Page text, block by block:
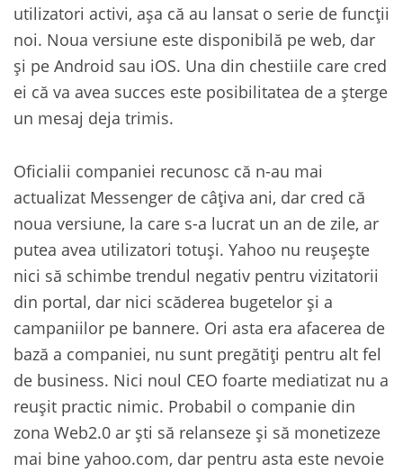
utilizatori activi, așa că au lansat o serie de funcții
noi. Noua versiune este disponibilă pe web, dar
și pe Android sau iOS. Una din chestiile care cred
ei că va avea succes este posibilitatea de a șterge
un mesaj deja trimis.
Oficialii companiei recunosc că n-au mai
actualizat Messenger de câțiva ani, dar cred că
noua versiune, la care s-a lucrat un an de zile, ar
putea avea utilizatori totuși. Yahoo nu reușește
nici să schimbe trendul negativ pentru vizitatorii
din portal, dar nici scăderea bugetelor și a
campaniilor pe bannere. Ori asta era afacerea de
bază a companiei, nu sunt pregătiți pentru alt fel
de business. Nici noul CEO foarte mediatizat nu a
reușit practic nimic. Probabil o companie din
zona Web2.0 ar ști să relanseze și să monetizeze
mai bine yahoo.com, dar pentru asta este nevoie